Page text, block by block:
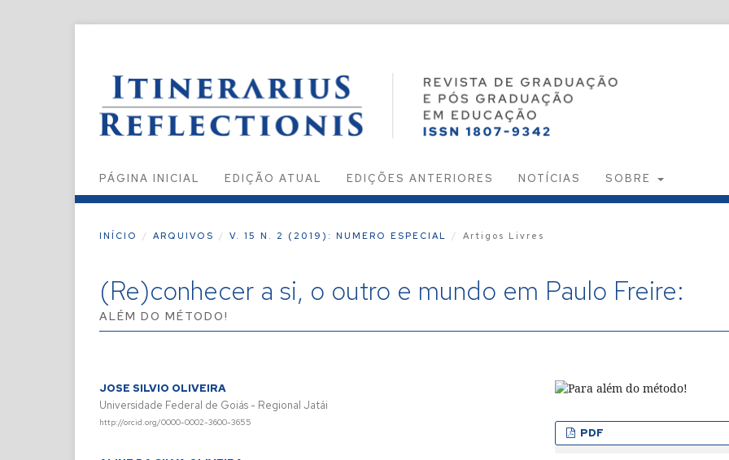
PÁGINA INICIAL EDIÇÃO ATUAL EDIÇÕES ANTERIORES NOTÍCIAS SOBRE
INÍCIO / ARQUIVOS / V. 15 N. 2 (2019): NUMERO ESPECIAL / Artigos Livres
(Re)conhecer a si, o outro e mundo em Paulo Freire:
ALÉM DO MÉTODO!
JOSE SILVIO OLIVEIRA
Universidade Federal de Goiás - Regional Jatái
http://orcid.org/0000-0002-3600-3655
PDF